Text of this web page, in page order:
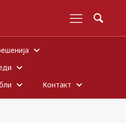
Контакт